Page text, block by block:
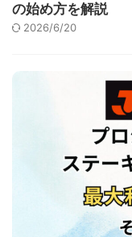
の始め方を解説
2026/6/20